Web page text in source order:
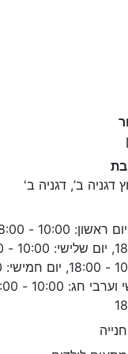
דגניה ב’, דגניה ב'
חנייה